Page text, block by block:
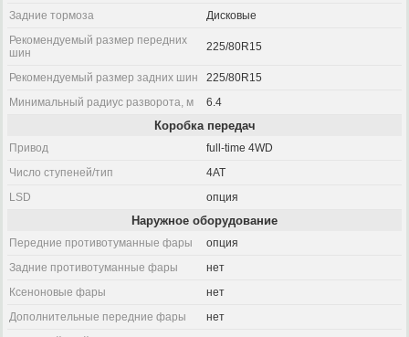
Задние тормоза
Дисковые
Рекомендуемый размер передних
шин
225/80R15
Рекомендуемый размер задних шин
225/80R15
Минимальный радиус разворота, м
6.4
Коробка передач
Привод
full-time 4WD
Число ступеней/тип
4AT
LSD
опция
Наружное оборудование
Передние противотуманные фары
опция
Задние противотуманные фары
нет
Ксеноновые фары
нет
Дополнительные передние фары
нет